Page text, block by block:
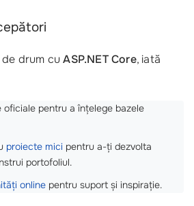
de drum cuASP.NET Core, iată
pentru a înțelege bazele
proiecte mici pentru a-ți dezvolta
portofoliul.
online pentru suport și inspirație.